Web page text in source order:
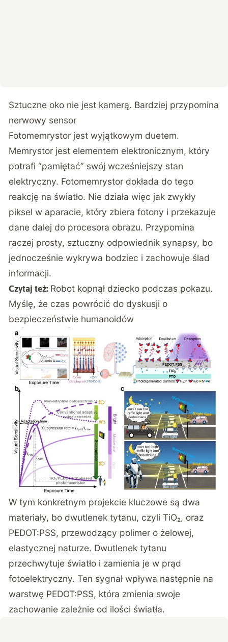
Sztuczne oko nie jest kamerą. Bardziej przypomina
nerwowy sensor
Fotomemrystor jest wyjątkowym duetem.
Memrystor jest elementem elektronicznym, który
potrafi “pamiętać” swój wcześniejszy stan
elektryczny. Fotomemrystor dokłada do tego
reakcję na światło. Nie działa więc jak zwykły
piksel w aparacie, który zbiera fotony i przekazuje
dane dalej do procesora obrazu. Przypomina
raczej prosty, sztuczny odpowiednik synapsy, bo
jednocześnie wykrywa bodziec i zachowuje ślad
informacji.
Czytaj też: Robot kopnął dziecko podczas pokazu.
Myślę, że czas powrócić do dyskusji o
bezpieczeństwie humanoidów
W tym konkretnym projekcie kluczowe są dwa
materiały, bo dwutlenek tytanu, czyli TiO₂, oraz
PEDOT:PSS, przewodzący polimer o żelowej,
elastycznej naturze. Dwutlenek tytanu
przechwytuje światło i zamienia je w prąd
fotoelektryczny. Ten sygnał wpływa następnie na
warstwę PEDOT:PSS, która zmienia swoje
zachowanie zależnie od ilości światła.